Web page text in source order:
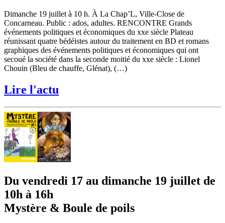
Dimanche 19 juillet à 10 h. À La Chap’L, Ville-Close de
Concarneau. Public : ados, adultes. RENCONTRE Grands
événements politiques et économiques du xxe siècle Plateau
réunissant quatre bédéistes autour du traitement en BD et romans
graphiques des événements politiques et économiques qui ont
secoué la société dans la seconde moitié du xxe siècle : Lionel
Chouin (Bleu de chauffe, Glénat), (…)
Lire l'actu
Du vendredi 17 au dimanche 19 juillet de
10h à 16h
Mystère & Boule de poils